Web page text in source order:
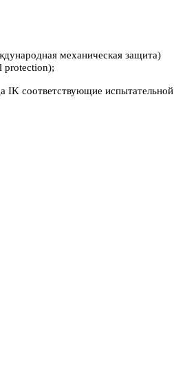
механическая защита)
protection);
IK соответствующие испытательной